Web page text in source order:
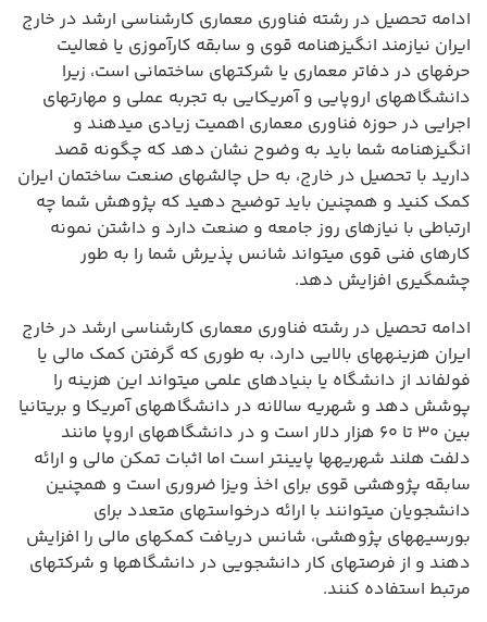
ادامه تحصیل در رشته فناوری معماری کارشناسی ارشد در خارج
ایران نیازمند انگیزهنامه قوی و سابقه کارآموزی یا فعالیت
حرفهای در دفاتر معماری یا شرکتهای ساختمانی است، زیرا
دانشگاههای اروپایی و آمریکایی به تجربه عملی و مهارتهای
اجرایی در حوزه فناوری معماری اهمیت زیادی میدهند و
انگیزهنامه شما باید به وضوح نشان دهد که چگونه قصد
دارید با تحصیل در خارج، به حل چالشهای صنعت ساختمان ایران
کمک کنید و همچنین باید توضیح دهید که پژوهش شما چه
ارتباطی با نیازهای روز جامعه و صنعت دارد و داشتن نمونه
کارهای فنی قوی میتواند شانس پذیرش شما را به طور
چشمگیری افزایش دهد.
ادامه تحصیل در رشته فناوری معماری کارشناسی ارشد در خارج
ایران هزینههای بالایی دارد، به طوری که گرفتن کمک مالی یا
فولفاند از دانشگاه یا بنیادهای علمی میتواند این هزینه را
پوشش دهد و شهریه سالانه در دانشگاههای آمریکا و بریتانیا
بین ۳۰ تا ۶۰ هزار دلار است و در دانشگاههای اروپا مانند
دلفت هلند شهریهها پایینتر است اما اثبات تمکن مالی و ارائه
سابقه پژوهشی قوی برای اخذ ویزا ضروری است و همچنین
دانشجویان میتوانند با ارائه درخواستهای متعدد برای
بورسیههای پژوهشی، شانس دریافت کمکهای مالی را افزایش
دهند و از فرصتهای کار دانشجویی در دانشگاهها و شرکتهای
مرتبط استفاده کنند.